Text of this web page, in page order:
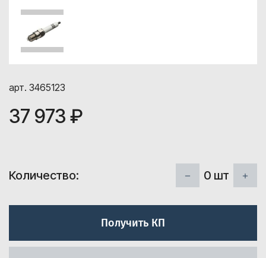
арт. 3465123
37 973 ₽
Количество: 0 шт
Получить КП